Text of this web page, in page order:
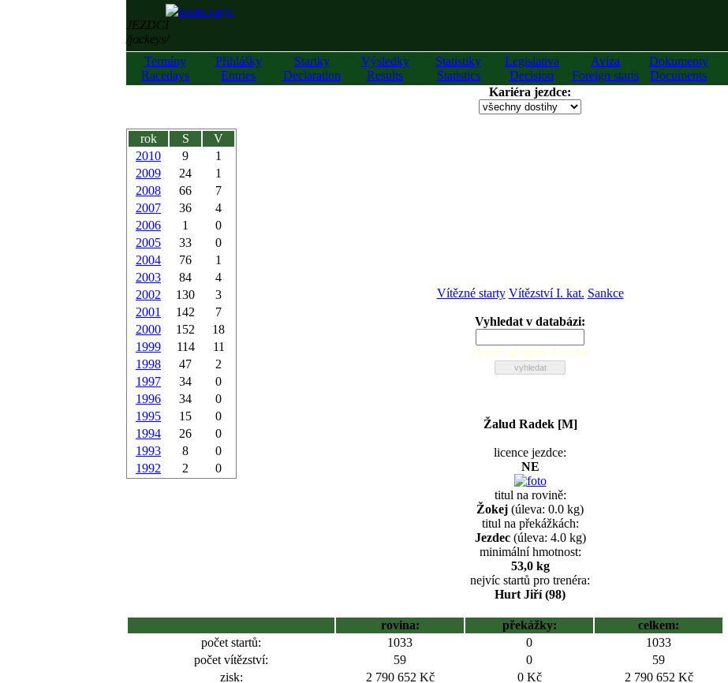
JEZDCI
/jockeys/
Termíny
Racedays
Přihlášky
Entries
Startky
Declaration
Výsledky
Results
Statistiky
Statistics
Legislativa
Decision
Avíza
Foreign starts
Dokumenty
Documents
Kariéra jezdce:
rok S
V
2010
9
1
2009
24
1
2008
66
7
2007
36
4
2006
1
0
2005
33
0
2004
76
1
2003
84
4
2002
130
3
2001
142
7
2000
152
18
1999
114
11
1998
47
2
1997
34
0
1996
34
0
1995
15
0
1994
26
0
1993
8
0
1992
2 0
Vítězné starty Vítězství I. kat. Sankce
Vyhledat v databázi:
zadejte alespoň 2 znaky
Žalud Radek [M]
licence jezdce:
NE
titul na rovině:
Žokej (úleva: 0.0 kg)
titul na překážkách:
Jezdec(úleva: 4.0 kg)
minimální hmotnost:
53,0 kg
nejvíc startů pro trenéra:
Hurt Jiří (98)
rovina: překážky:
celkem:
počet startů:
1033 0
1033
počet vítězství:
59 0
59
zisk:
2 790 652 Kč 0 Kč
2 790 652 Kč